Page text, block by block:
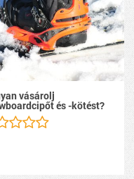
vásárolj
és -kötést?